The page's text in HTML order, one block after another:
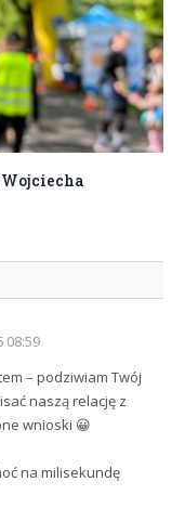
08:59
– podziwiam Twój
naszą relację z
wnioski 😀
na milisekundę